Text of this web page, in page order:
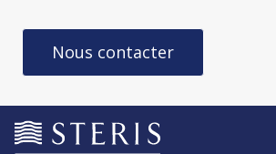
Nous contacter